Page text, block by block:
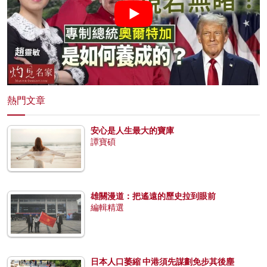
熱門文章
安心是人生最大的寶庫
譚寶碩
雄關漫道：把遙遠的歷史拉到眼前
編輯精選
日本人口萎縮 中港須先謀劃免步其後塵